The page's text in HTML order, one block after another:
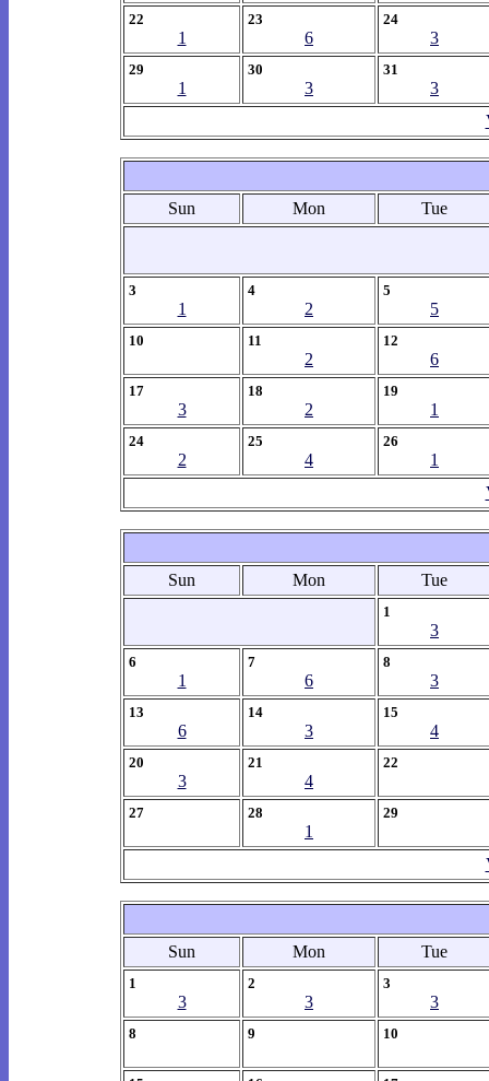
22
1
23
6
24
3
29
1
30
3
31
3
Sun Mon Tue
3
1
4
2
5
5
10 11
2
12
6
17
3
18
2
19
1
24
2
25
4
26
1
Sun Mon Tue
1
3
6
1
7
6
8
3
13
6
14
3
15
4
20
3
21
4
22
27 28
1
29
Sun Mon Tue
1
3
2
3
3
3
8 9 10